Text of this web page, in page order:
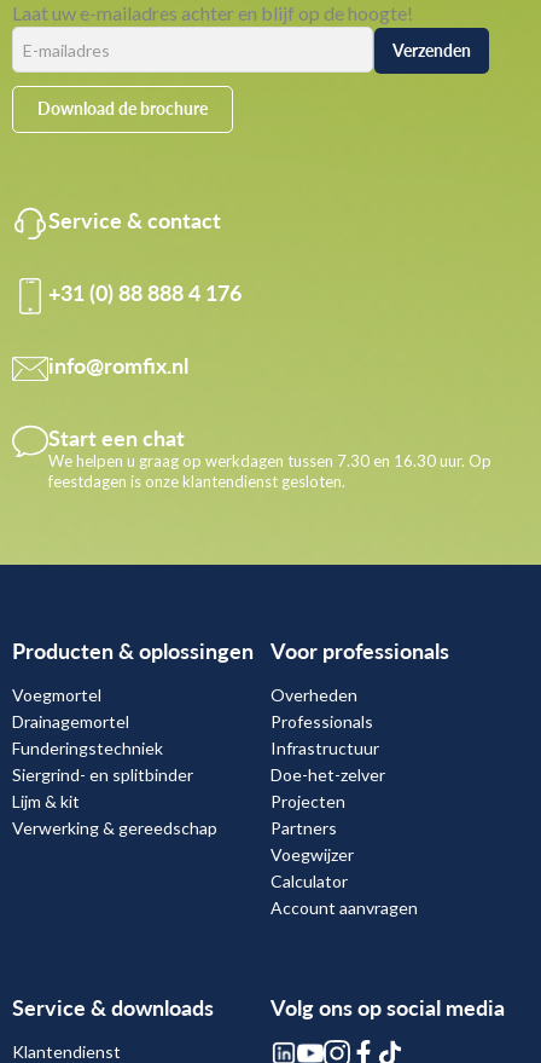
Laat uw e-mailadres achter en blijf op de hoogte!
Download de brochure
Service & contact
+31 (0) 88 888 4 176
info@romfix.nl
Start een chat
We helpen u graag op werkdagen tussen 7.30 en 16.30 uur. Op
feestdagen is onze klantendienst gesloten.
Producten & oplossingen
Voegmortel
Drainagemortel
Funderingstechniek
Siergrind- en splitbinder
Lijm & kit
Verwerking & gereedschap
Voor professionals
Overheden
Professionals
Infrastructuur
Doe-het-zelver
Projecten
Partners
Voegwijzer
Calculator
Account aanvragen
Service & downloads
Klantendienst
Volg ons op social media